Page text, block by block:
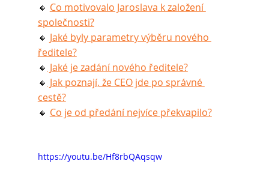
🔸 Co motivovalo Jaroslava k založení
společnosti?
🔸 Jaké byly parametry výběru nového
ředitele?
🔸 Jaké je zadání nového ředitele?
🔸 Jak poznají, že CEO jde po správné
cestě?
🔸 Co je od předání nejvíce překvapilo?
https://youtu.be/Hf8rbQAqsqw